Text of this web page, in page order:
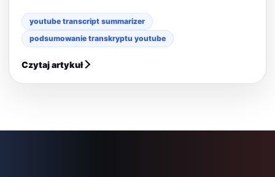
youtube transcript summarizer
podsumowanie transkryptu youtube
Czytaj artykuł